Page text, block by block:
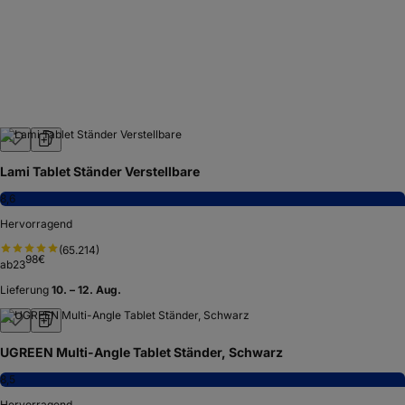
Lami Tablet Ständer Verstellbare
8,6
Hervorragend
(65.214)
ab2398€
Lieferung 10. – 12. Aug.
UGREEN Multi-Angle Tablet Ständer, Schwarz
8,5